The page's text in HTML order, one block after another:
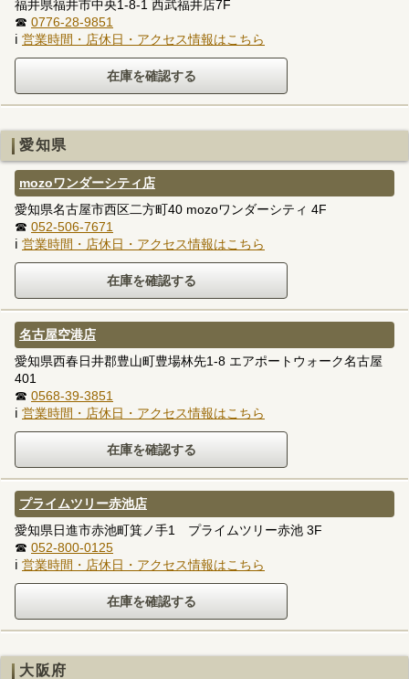
福井県福井市中央1-8-1 西武福井店7F
☎ 0776-28-9851
ℹ 営業時間・店休日・アクセス情報はこちら
愛知県
mozoワンダーシティ店
愛知県名古屋市西区二方町40 mozoワンダーシティ 4F
☎ 052-506-7671
ℹ 営業時間・店休日・アクセス情報はこちら
名古屋空港店
愛知県西春日井郡豊山町豊場林先1-8 エアポートウォーク名古屋
401
☎ 0568-39-3851
ℹ 営業時間・店休日・アクセス情報はこちら
プライムツリー赤池店
愛知県日進市赤池町箕ノ手1 プライムツリー赤池 3F
☎ 052-800-0125
ℹ 営業時間・店休日・アクセス情報はこちら
大阪府